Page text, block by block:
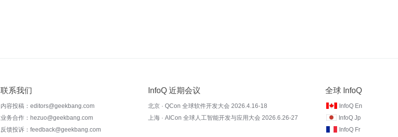
联系我们
内容投稿：editors@geekbang.com
业务合作：hezuo@geekbang.com
反馈投诉：feedback@geekbang.com
InfoQ 近期会议
北京 · QCon 全球软件开发大会 2026.4.16-18
上海 · AICon 全球人工智能开发与应用大会 2026.6.26-27
全球 InfoQ
InfoQ En
InfoQ Jp
InfoQ Fr